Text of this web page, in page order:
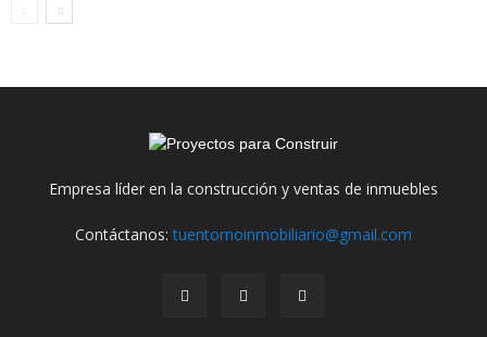
Empresa líder en la construcción y ventas de inmuebles
Contáctanos:tuentornoinmobiliario@gmail.com